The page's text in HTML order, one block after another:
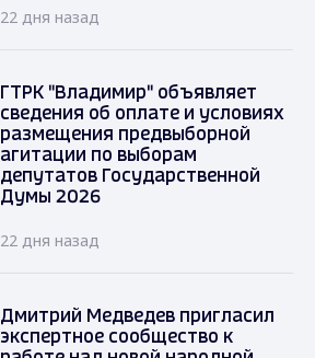
22 дня назад
ГТРК "Владимир" объявляет
сведения об оплате и условиях
размещения предвыборной
агитации по выборам
депутатов Государственной
Думы 2026
22 дня назад
Дмитрий Медведев пригласил
экспертное сообщество к